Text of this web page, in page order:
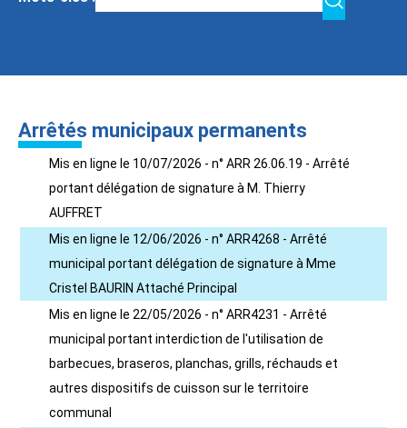
Arrêtés municipaux permanents
Mis en ligne le 10/07/2026 - n° ARR 26.06.19 - Arrêté
portant délégation de signature à M. Thierry
AUFFRET
Mis en ligne le 12/06/2026 - n° ARR4268 - Arrêté
municipal portant délégation de signature à Mme
Cristel BAURIN Attaché Principal
Mis en ligne le 22/05/2026 - n° ARR4231 - Arrêté
municipal portant interdiction de l'utilisation de
barbecues, braseros, planchas, grills, réchauds et
autres dispositifs de cuisson sur le territoire
communal